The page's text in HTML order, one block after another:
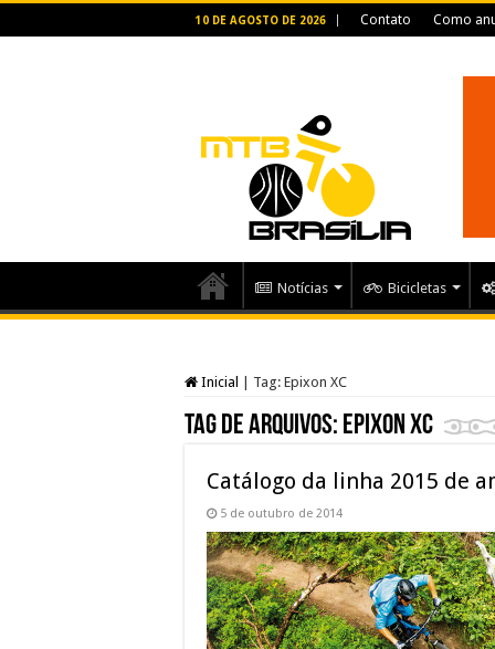
10 DE AGOSTO DE 2026 Contato Como
Notícias Bicicletas
Inicial Tag: Epixon XC
Tag de arquivos: Epixon XC
Catálogo da linha 2015 de
5 de outubro de 2014